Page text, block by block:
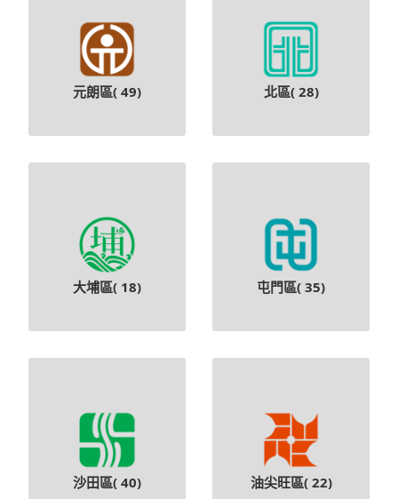
元朗區( 49) 北區( 28)
大埔區( 18) 屯門區( 35)
沙田區( 40) 油尖旺區( 22)